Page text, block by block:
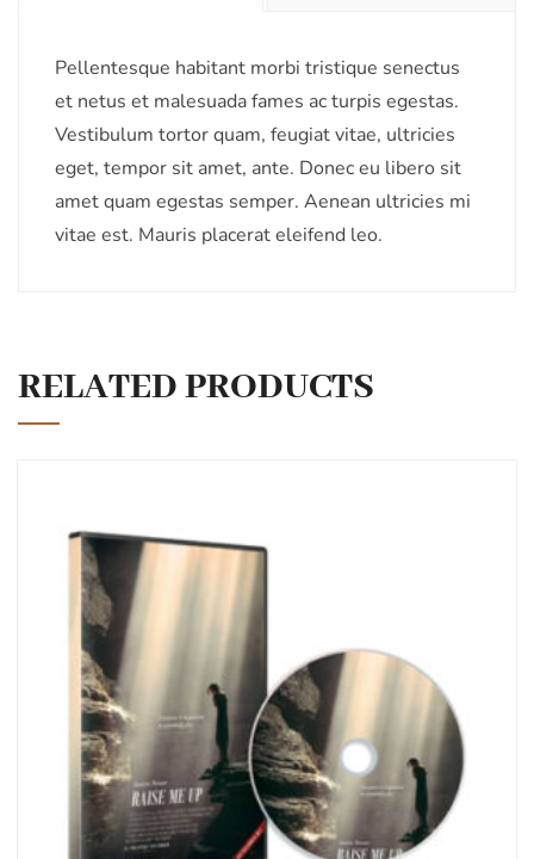
Pellentesque habitant morbi tristique senectus
et netus et malesuada fames ac turpis egestas.
Vestibulum tortor quam, feugiat vitae, ultricies
eget, tempor sit amet, ante. Donec eu libero sit
amet quam egestas semper. Aenean ultricies mi
vitae est. Mauris placerat eleifend leo.
RELATED PRODUCTS